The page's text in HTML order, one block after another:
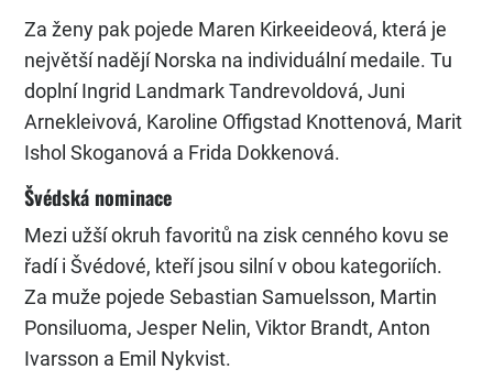
Za ženy pak pojede Maren Kirkeeideová, která je
největší nadějí Norska na individuální medaile. Tu
doplní Ingrid Landmark Tandrevoldová, Juni
Arnekleivová, Karoline Offigstad Knottenová, Marit
Ishol Skoganová a Frida Dokkenová.
Švédská nominace
Mezi užší okruh favoritů na zisk cenného kovu se
řadí i Švédové, kteří jsou silní v obou kategoriích.
Za muže pojede Sebastian Samuelsson, Martin
Ponsiluoma, Jesper Nelin, Viktor Brandt, Anton
Ivarsson a Emil Nykvist.